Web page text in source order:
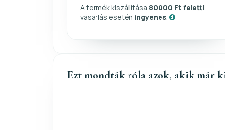
A termék kiszállítása 80000 Ft feletti
vásárlás esetén ingyenes.
Ezt mondták róla azok, akik már